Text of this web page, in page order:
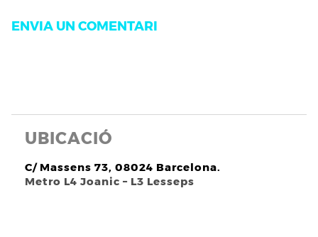
UBICACIÓ
C/ Massens 73, 08024 Barcelona.
Metro L4 Joanic – L3 Lesseps